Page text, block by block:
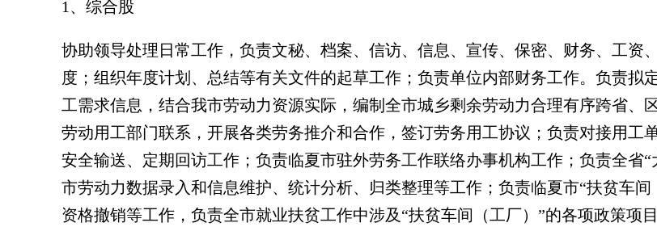
1、综合股
协助领导处理日常工作，负责文秘、档案、信访、信息、宣传、保密、财务、工资
度；组织年度计划、总结等有关文件的起草工作；负责单位内部财务工作。负责拟
工需求信息，结合我市劳动力资源实际，编制全市城乡剩余劳动力合理有序跨省
劳动用工部门联系，开展各类劳务推介和合作，签订劳务用工协议；负责对接用工
安全输送、定期回访工作；负责临夏市驻外劳务工作联络办事机构工作；负责全省
市劳动力数据录入和信息维护、统计分析、归类整理等工作；负责临夏市“扶贫车
资格撤销等工作，负责全市就业扶贫工作中涉及“扶贫车间（工厂）”的各项政策